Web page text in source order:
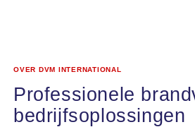
OVER DVM INTERNATIONAL
Professionele
bedrijfsoplossingen